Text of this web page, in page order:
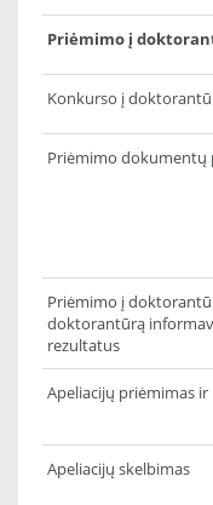
Priėmimo į
Konkurso į
Priėmimo dokumentų
Priėmimo į
doktorantūrą
rezultatus
Apeliacijų priėmimas
Apeliacijų skelbimas